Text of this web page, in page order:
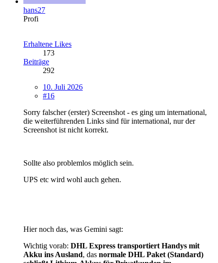
hans27
Profi
Erhaltene Likes
173
Beiträge
292
10. Juli 2026
#16
Sorry falscher (erster) Screenshot - es ging um international,
die weiterführenden Links sind für international, nur der
Screenshot ist nicht korrekt.
Sollte also problemlos möglich sein.
UPS etc wird wohl auch gehen.
Hier noch das, was Gemini sagt:
Wichtig vorab: DHL Express transportiert Handys mit
Akku ins Ausland, das normale DHL Paket (Standard)